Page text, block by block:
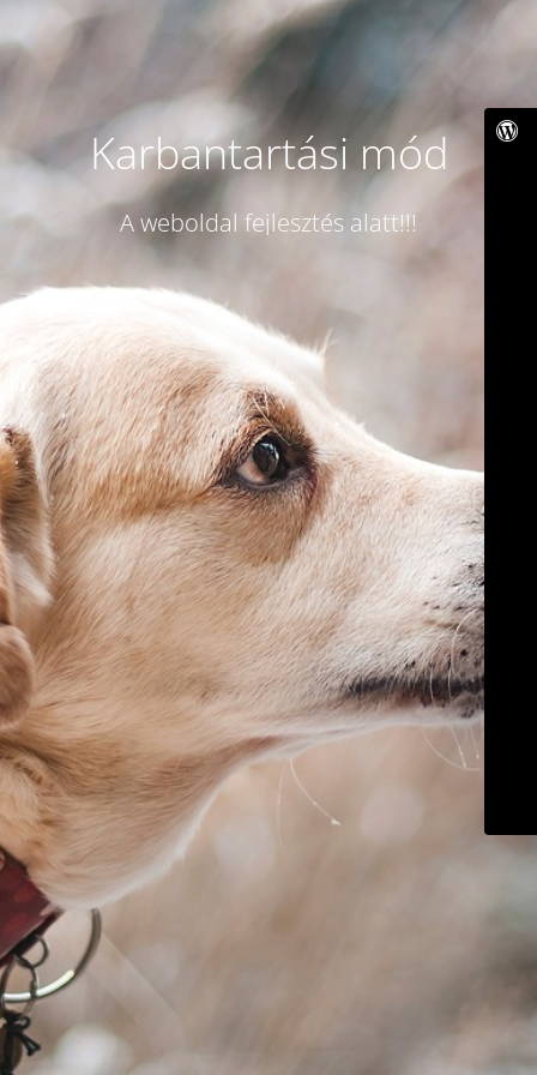
Karbantartási mód
A weboldal fejlesztés alatt!!!